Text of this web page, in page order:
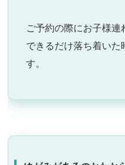
ご予約の際にお子様連
できるだけ落ち着いた
す。